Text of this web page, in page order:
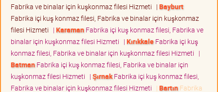
Fabrika ve binalar için kuşkonmaz filesi Hizmeti | Bayburt
Fabrika içi kuş konmaz filesi, Fabrika ve binalar için kuşkonmaz
filesi Hizmeti | KaramanFabrika içi kuş konmaz filesi, Fabrika ve
binalar için kuşkonmaz filesi Hizmeti | KırıkkaleFabrika içi kuş
konmaz filesi, Fabrika ve binalar için kuşkonmaz filesi Hizmeti |
BatmanFabrika içi kuş konmaz filesi, Fabrika ve binalar için
kuşkonmaz filesi Hizmeti | ŞırnakFabrika içi kuş konmaz filesi,
Fabrika ve binalar için kuşkonmaz filesi Hizmeti | BartınFabrika